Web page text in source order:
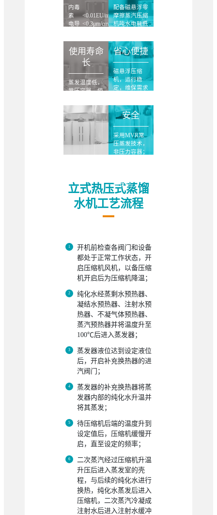
内毒
素
<0.01EU/ml
电导 <0.3μm/cm
红锈
风险 低Low
配备磁悬浮零
摩擦蒸汽压缩
机吨水电耗低
使用寿命
长
蒸发温度低，
常压容器，使
省心便捷
磁悬浮压缩
机，运行稳
定，维保需求
无需润滑油和
冷却水；
配备能耗实时
监控分析功
能。
安全
采用MVR常
压蒸发技术，
非压力容器；
锁保护。
立式热压式蒸馏
水机工艺流程
开机前检查各阀门和设备
都处于正常工作状态，开
启压缩机风机，以备压缩
机开启后为压缩机降温；
纯化水经蒸剩水预热器、
凝结水预热器、注射水预
热器、不凝气体预热器、
蒸汽预热器并将温度升至
100℃后进入蒸发器；
蒸发器液位达到设定液位
后，开启补充换热器的进
汽阀门；
蒸发器的补充换热器将蒸
发器内部的纯化水升温并
将其蒸发；
待压缩机后端的温度升到
设定值后，压缩机缓慢开
启，直至设定的频率；
二次蒸汽经过压缩机升温
升压后进入蒸发室的壳
程，与后续的纯化水进行
换热，纯化水蒸发后进入
压缩机，二次蒸汽冷凝成
注射水后进入注射水缓冲